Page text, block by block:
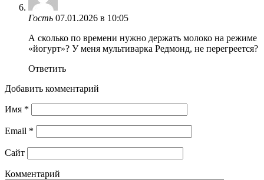
Гость 07.01.2026 в 10:05
А сколько по времени нужно держать молоко на режиме
«йогурт»? У меня мультиварка Редмонд, не перегреется?
Ответить
Добавить комментарий
Имя *
Email *
Сайт
Комментарий